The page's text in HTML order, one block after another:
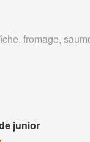
fromage,
junior